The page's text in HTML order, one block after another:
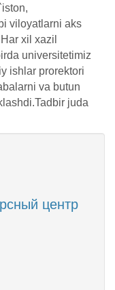
viloyatlarni aks
xil xazil
universitetimiz
ishlar prorektori
va butun
juda
центр